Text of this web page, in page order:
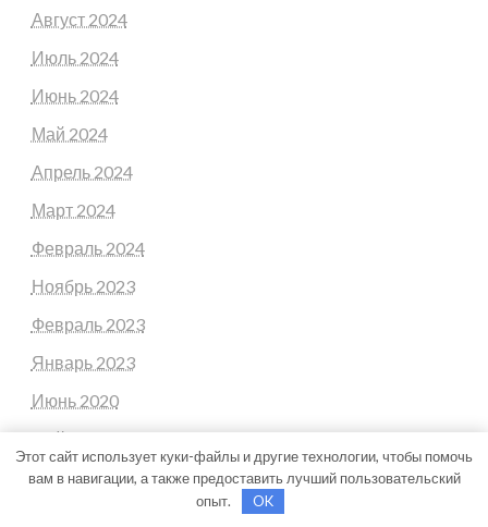
Август 2024
Июль 2024
Июнь 2024
Май 2024
Апрель 2024
Март 2024
Февраль 2024
Ноябрь 2023
Февраль 2023
Январь 2023
Июнь 2020
Май 2020
Июль 2019
Этот сайт использует куки-файлы и другие технологии, чтобы помочь
вам в навигации, а также предоставить лучший пользовательский
опыт.
OK